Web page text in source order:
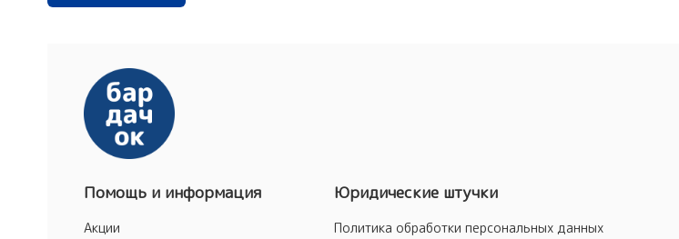
Помощь и информация
Акции
Юридические штучки
Политика обработки персональных данных